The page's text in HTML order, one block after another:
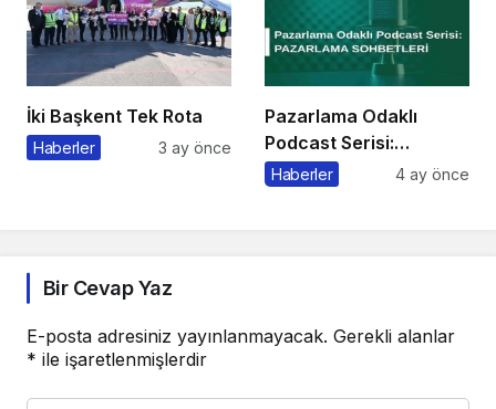
İki Başkent Tek Rota
Haberler 3 ay önce
Pazarlama Odaklı
Podcast Serisi:
Pazarlama Sohbetleri
Haberler 4 ay önce
Bir Cevap Yaz
E-posta adresiniz yayınlanmayacak. Gerekli alanlar
* ile işaretlenmişlerdir